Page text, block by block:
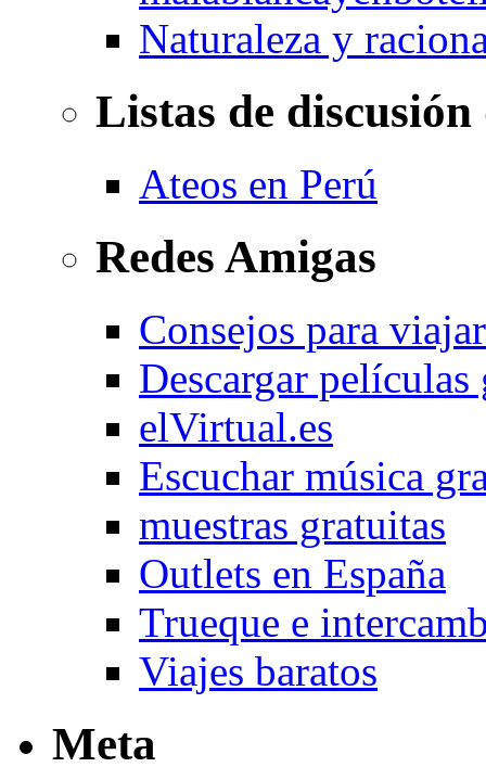
Naturaleza y
Listas de discusión
Ateos en Perú
Redes Amigas
Consejos para viajar
Descargar películas
elVirtual.es
Escuchar música
muestras gratuitas
Outlets en España
Trueque e
Viajes baratos
Meta